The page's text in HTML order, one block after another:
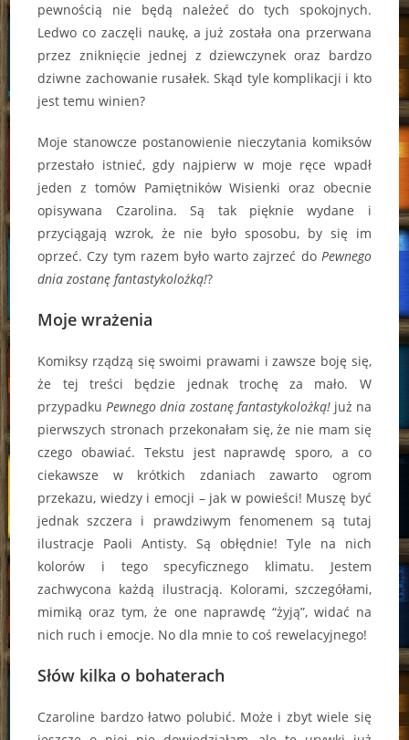
pewnością nie będą należeć do tych spokojnych.
Ledwo co zaczęli naukę, a już została ona przerwana
przez zniknięcie jednej z dziewczynek oraz bardzo
dziwne zachowanie rusałek. Skąd tyle komplikacji i kto
jest temu winien?
Moje stanowcze postanowienie nieczytania komiksów
przestało istnieć, gdy najpierw w moje ręce wpadł
jeden z tomów Pamiętników Wisienki oraz obecnie
opisywana Czarolina. Są tak pięknie wydane i
przyciągają wzrok, że nie było sposobu, by się im
oprzeć. Czy tym razem było warto zajrzeć do Pewnego
dnia zostanę fantastykolożką!?
Moje wrażenia
Komiksy rządzą się swoimi prawami i zawsze boję się,
że tej treści będzie jednak trochę za mało. W
przypadkuPewnego dnia zostanę fantastykolożką!już na
pierwszych stronach przekonałam się, że nie mam się
czego obawiać. Tekstu jest naprawdę sporo, a co
ciekawsze w krótkich zdaniach zawarto ogrom
przekazu, wiedzy i emocji – jak w powieści! Muszę być
jednak szczera i prawdziwym fenomenem są tutaj
ilustracje Paoli Antisty. Są obłędnie! Tyle na nich
kolorów i tego specyficznego klimatu. Jestem
zachwycona każdą ilustracją. Kolorami, szczegółami,
mimiką oraz tym, że one naprawdę “żyją”, widać na
nich ruch i emocje. No dla mnie to coś rewelacyjnego!
Słów kilka o bohaterach
Czaroline bardzo łatwo polubić. Może i zbyt wiele się